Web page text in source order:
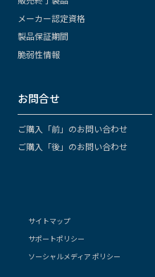
メーカー認定資格
製品保証期間
脆弱性情報
お問合せ
ご購入「前」のお問い合わせ
ご購入「後」のお問い合わせ
サイトマップ
サポートポリシー
ソーシャルメディア ポリシー